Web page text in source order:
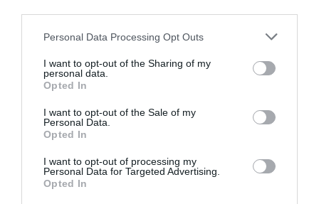
Please note that this website/app uses one or more Google
not limited to your visit or usage behaviour. You may click to
grant or deny consent to Google and its third-party tags to
use your data for below specified purposes in below Google
consent section.
Personal Data Processing Opt Outs
I want to opt-out of the Sharing of my
personal data.
Opted In
I want to opt-out of the Sale of my
Personal Data.
Opted In
I want to opt-out of processing my
Personal Data for Targeted Advertising.
Opted In
Οι Queens Of The Stone Age
παραπόνων για τους θαυμαστές τους
Ακολούθησε το debater.gr στο
Google News
και μάθετε πρώτοι όλες τις ειδήσεις
Share Tweet